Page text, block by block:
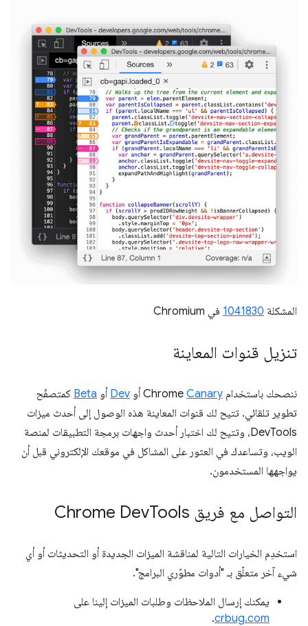
المشكلة 1041830 في Chromium
تنزيل قنوات المعاينة
ننصحك باستخدام Chrome Canary أو Dev أو Beta كمتصفّح
تطوير تلقائي. تتيح لك قنوات المعاينة هذه الوصول إلى أحدث ميزات
DevTools، وتتيح لك اختبار أحدث واجهات برمجة التطبيقات لمنصة
الويب، وتساعدك في العثور على المشاكل في موقعك الإلكتروني قبل أن
يواجهها المستخدمون.
التواصل مع فريق Chrome Dev Tools
استخدِم الخيارات التالية لمناقشة الميزات الجديدة أو التحديثات أو أي
شيء آخر متعلّق بـ "أدوات مطوّري البرامج".
يمكنك إرسال الملاحظات وطلبات الميزات إلينا على
crbug.com
.